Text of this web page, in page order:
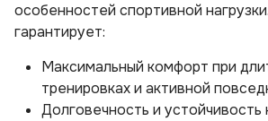
особенностей спортивной
гарантирует:
Максимальный комфорт при
тренировках и активной
Долговечность и